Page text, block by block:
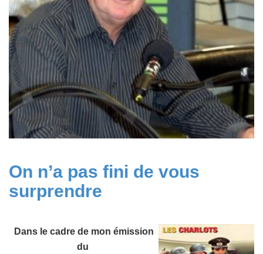
On n’a pas fini de vous
surprendre
Dans le cadre de mon émission
du